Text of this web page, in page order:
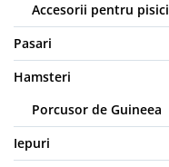
Accesorii pentru pisici
Pasari
Hamsteri
Porcusor de Guineea
Iepuri